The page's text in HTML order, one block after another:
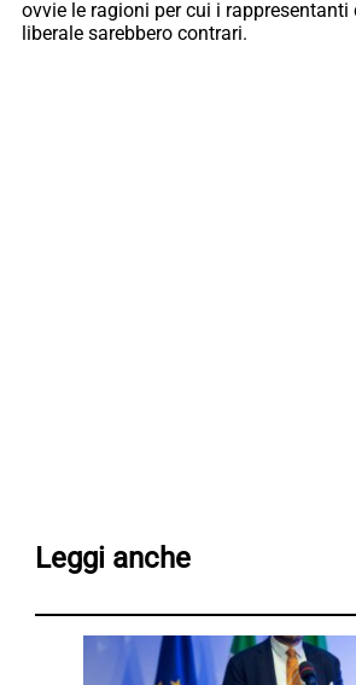
ovvie le ragioni per cui i rappresentanti
liberale sarebbero contrari.
Leggi anche